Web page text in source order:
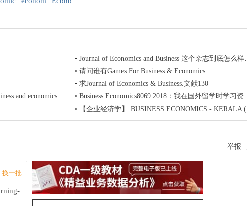
• Journal of Economics and Business 这个杂志到底怎么样呢？
• 请问谁有Games For Business & Economics
• 求Journal of Economics & Business.文献130
and economics • Business Economics8069 2018：我在国外留学时学习资料整理
• 【企业经济学】 BUSINESS ECONOMICS - KERALA (2016)
举报
换一批